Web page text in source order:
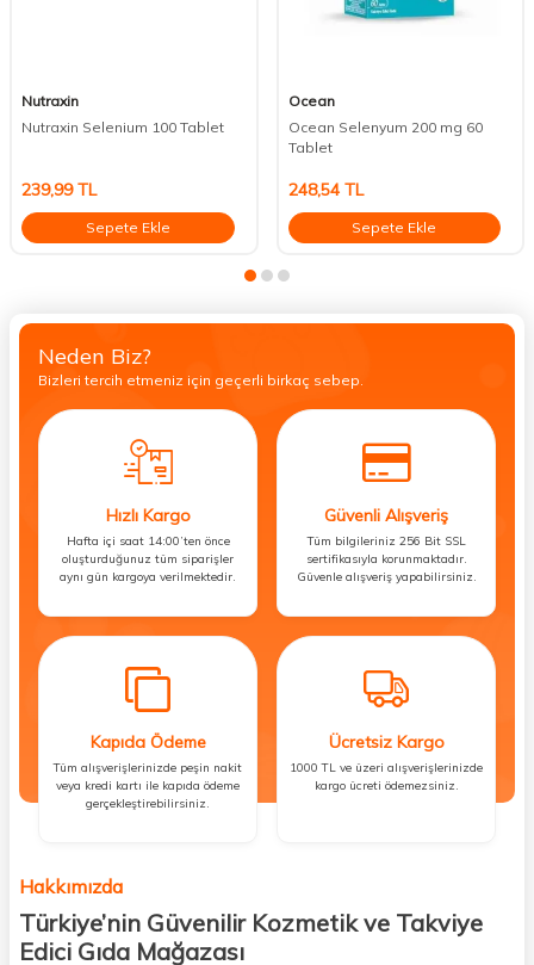
Nutraxin
Nutraxin Selenium 100 Tablet
239,99TL
Sepete Ekle
Ocean
Ocean Selenyum 200 mg 60
Tablet
248,54TL
Sepete Ekle
Neden Biz?
Bizleri tercih etmeniz için geçerli birkaç sebep.
Hızlı Kargo
Hafta içi saat 14:00’ten önce
oluşturduğunuz tüm siparişler
aynı gün kargoya verilmektedir.
Güvenli Alışveriş
Tüm bilgileriniz 256 Bit SSL
sertifikasıyla korunmaktadır.
Güvenle alışveriş yapabilirsiniz.
Kapıda Ödeme
Tüm alışverişlerinizde peşin nakit
veya kredi kartı ile kapıda ödeme
gerçekleştirebilirsiniz.
Ücretsiz Kargo
1000 TL ve üzeri alışverişlerinizde
kargo ücreti ödemezsiniz.
Hakkımızda
Türkiye’nin Güvenilir Kozmetik ve Takviye
Edici Gıda Mağazası